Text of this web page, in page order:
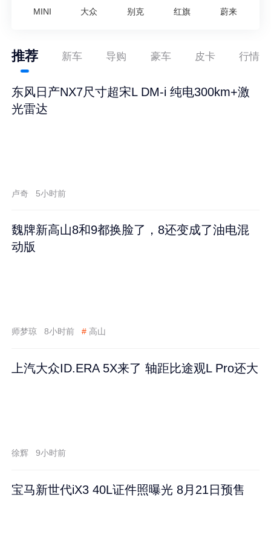
MINI 大众 别克 红旗 蔚来
推荐 新车 导购 豪车 皮卡 行情
东风日产NX7尺寸超宋L DM-i 纯电300km+激
光雷达
卢奇 5小时前
魏牌新高山8和9都换脸了，8还变成了油电混
动版
师梦琼 8小时前 # 高山
上汽大众ID.ERA 5X来了 轴距比途观L Pro还大
徐辉 9小时前
宝马新世代iX3 40L证件照曝光 8月21日预售